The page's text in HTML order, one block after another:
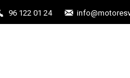
96 122 01 24
TALLER TRABAJOS